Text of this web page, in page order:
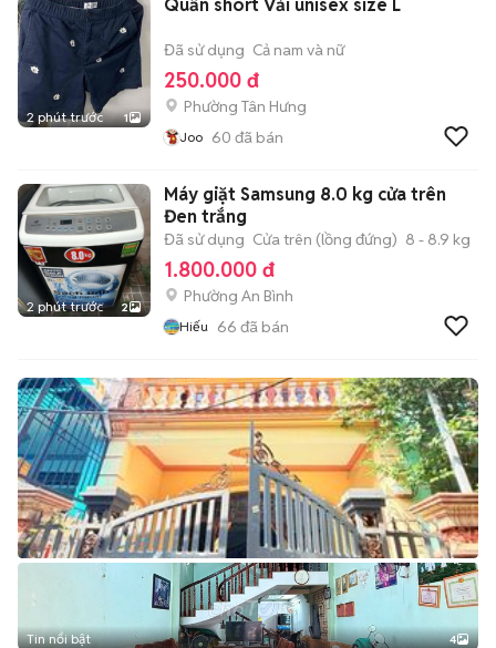
2 phút trước 1
Quần short Vải unisex size L
Đã sử dụng Cả nam và nữ
250.000 đ
Phường Tân Hưng
Joo 60 đã bán
2 phút trước 2
Máy giặt Samsung 8.0 kg cửa trên
Đen trắng
Đã sử dụng Cửa trên (lồng đứng) 8 - 8.9 kg
1.800.000 đ
Phường An Bình
Hiếu 66 đã bán
Tin nổi bật 4